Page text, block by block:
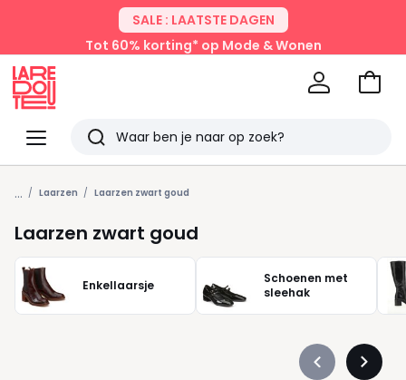
SALE : LAATSTE DAGEN
Tot 60% korting* op Mode & Wonen
Menu
Redoute
Zoeken
Laatst
bekeken
Naar
... Laarzen Laarzen zwart goud
Laarzen zwart goud
Enkellaarsje
Schoenen met
sleehak
Précédent